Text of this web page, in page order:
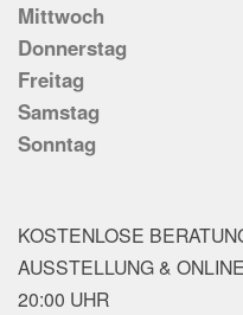
Mittwoch
Donnerstag
Freitag
Samstag
Sonntag
KOSTENLOSE
AUSSTELLUNG &
20:00 UHR